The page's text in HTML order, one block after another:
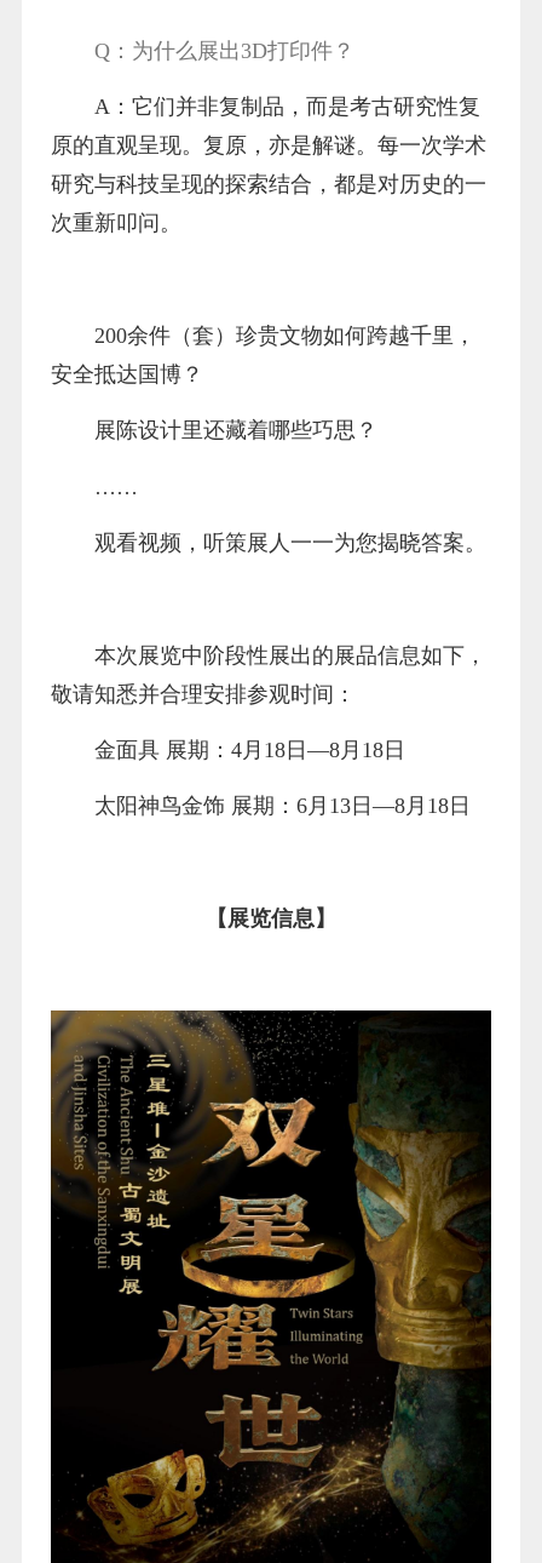
Q：为什么展出3D打印件？
A：它们并非复制品，而是考古研究性复
原的直观呈现。复原，亦是解谜。每一次学术
研究与科技呈现的探索结合，都是对历史的一
次重新叩问。
200余件（套）珍贵文物如何跨越千里，
安全抵达国博？
展陈设计里还藏着哪些巧思？
……
观看视频，听策展人一一为您揭晓答案。
本次展览中阶段性展出的展品信息如下，
敬请知悉并合理安排参观时间：
金面具 展期：4月18日—8月18日
太阳神鸟金饰 展期：6月13日—8月18日
【展览信息】